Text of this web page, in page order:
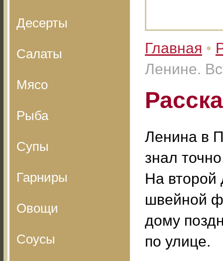
Десерты
Салаты
Мясо
Рыба
Супы
Гарниры
Овощи
Соусы
Главная •
Ленине.
Ленина в
знал
На второй
швейной
дому
по улице.